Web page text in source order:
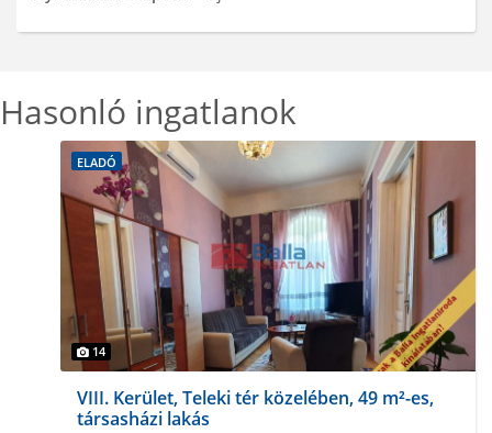
Hasonló ingatlanok
ELADÓ
14
VIII. Kerület, Teleki tér közelében, 49 m²-es,
társasházi lakás